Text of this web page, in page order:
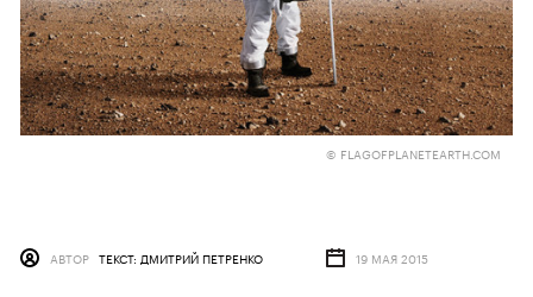
© FLAGOFPLANETEARTH.COM
АВТОР ТЕКСТ: ДМИТРИЙ ПЕТРЕНКО 19 МАЯ 2015